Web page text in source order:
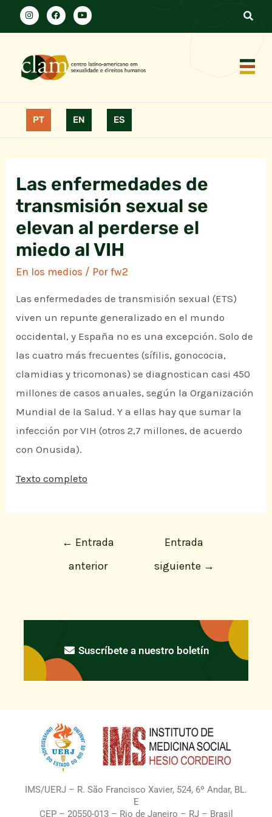
PT EN ES
Las enfermedades de
transmisión sexual se
elevan al perderse el
miedo al VIH
En los medios / Porfw2
Las enfermedades de transmisión sexual (ETS)
viven un repunte generalizado en el mundo
occidental, y España no es una excepción. Solo de
las cuatro más frecuentes (sífilis, gonococia,
clamidias y tricomonas) se diagnostican casi 450
millones de casos anuales, según la Organización
Mundial de la Salud. Y a ellas hay que sumar la
infección por VIH (otros 2,7 millones, de acuerdo
con Onusida).
Texto completo
← Entrada
anterior
Entrada
siguiente →
Suscríbete a nuestro boletín
IMS/UERJ – R. São Francisco Xavier, 524, 6º Andar, BL.
E
CEP – 20550-013 – Rio de Janeiro – RJ – Brasil